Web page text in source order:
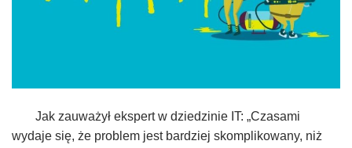
Jak zauważył ekspert w dziedzinie IT: „Czasami
wydaje się, że problem jest bardziej skomplikowany, niż